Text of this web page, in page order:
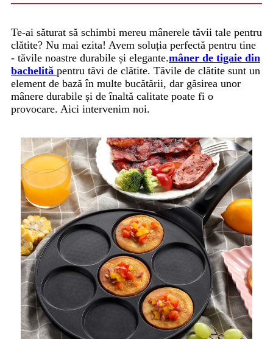
Te-ai săturat să schimbi mereu mânerele tăvii tale pentru
clătite? Nu mai ezita! Avem soluția perfectă pentru tine
- tăvile noastre durabile și elegante.mâner de tigaie din
bachelită pentru tăvi de clătite. Tăvile de clătite sunt un
element de bază în multe bucătării, dar găsirea unor
mânere durabile și de înaltă calitate poate fi o
provocare. Aici intervenim noi.